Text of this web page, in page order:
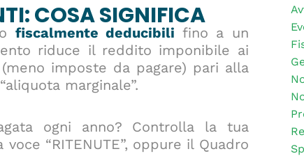
COSA SIGNIFICA
fiscalmente deducibili fino a un
riduce il reddito imponibile ai
(meno imposte da pagare) pari alla
marginale”.
ogni anno? Controlla la tua
“RITENUTE”, oppure il Quadro